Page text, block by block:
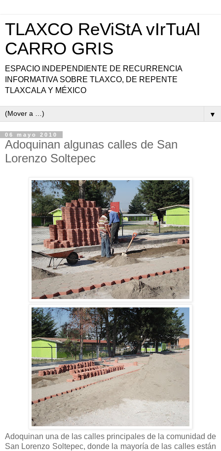
TLAXCO ReViStA vIrTuAl
CARRO GRIS
ESPACIO INDEPENDIENTE DE RECURRENCIA
INFORMATIVA SOBRE TLAXCO, DE REPENTE
TLAXCALA Y MÉXICO
▼
06 mayo 2010
Adoquinan algunas calles de San
Lorenzo Soltepec
Adoquinan una de las calles principales de la comunidad de
San Lorenzo Soltepec, donde la mayoría de las calles están